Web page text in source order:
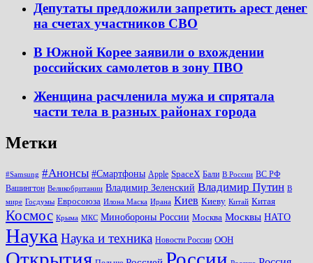
Депутаты предложили запретить арест денег
на счетах участников СВО
В Южной Корее заявили о вхождении
российских самолетов в зону ПВО
Женщина расчленила мужа и спрятала
части тела в разных районах города
Метки
#Samsung #Анонсы #Смартфоны Apple SpaceX Бали В России ВС РФ
Вашингтон Великобритании Владимир Зеленский Владимир Путин В
мире Госдумы Евросоюза Илона Маска Ирана Киев Киеву Китай Китая
Космос Крыма МКС Минобороны России Москва Москвы НАТО
Наука Наука и техника Новости России ООН
Открытия России